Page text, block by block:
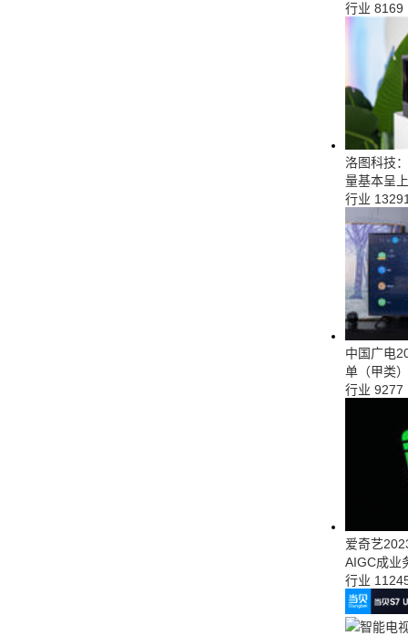
行业 8169
洛图科技
量基本呈
行业
中国广电
单（甲类
行业 9277
爱奇艺
AIGC成业
行业